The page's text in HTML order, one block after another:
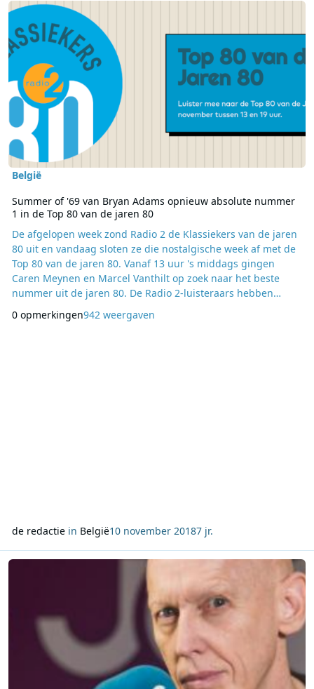
België
Summer of '69 van Bryan Adams opnieuw absolute nummer
1 in de Top 80 van de jaren 80
De afgelopen week zond Radio 2 de Klassiekers van de jaren
80 uit en vandaag sloten ze die nostalgische week af met de
Top 80 van de jaren 80. Vanaf 13 uur 's middags gingen
Caren Meynen en Marcel Vanthilt op zoek naar het beste
nummer uit de jaren 80. De Radio 2-luisteraars hebben
massaal gestemd op hun favorieten en kozen voor 'Summer
of '69' van Bryan Adams als "winnaar" van de Top 80. Het is al
0 opmerkingen942 weergaven
de redactiein België10 november 20187 jr.
Lees meer over Peter Hoogland na bijna 20 jaar terug bij Joe met